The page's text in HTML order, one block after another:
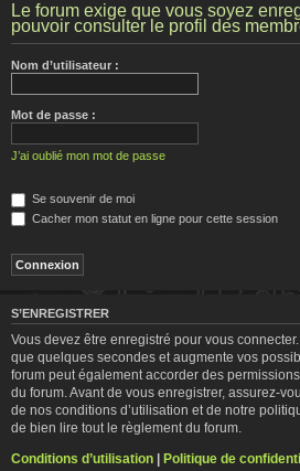
Le forum exige que vous soyez
pouvoir consulter le profil des
Nom d’utilisateur :
Mot de passe :
J’ai oublié mon mot de passe
Se souvenir de moi
Cacher mon statut en ligne pour cette session
S’ENREGISTRER
Vous devez être enregistré pour vous
que quelques secondes et augmente vos
forum peut également accorder des
du forum. Avant de vous enregistrer, assurez-
de nos conditions d’utilisation et de notre
de bien lire tout le règlement du forum.
Conditions d’utilisation | Politique de